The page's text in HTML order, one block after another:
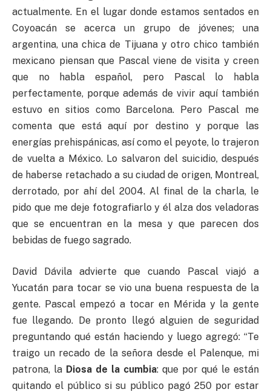
actualmente. En el lugar donde estamos sentados en
Coyoacán se acerca un grupo de jóvenes; una
argentina, una chica de Tijuana y otro chico también
mexicano piensan que Pascal viene de visita y creen
que no habla español, pero Pascal lo habla
perfectamente, porque además de vivir aquí también
estuvo en sitios como Barcelona. Pero Pascal me
comenta que está aquí por destino y porque las
energías prehispánicas, así como el peyote, lo trajeron
de vuelta a México. Lo salvaron del suicidio, después
de haberse retachado a su ciudad de origen, Montreal,
derrotado, por ahí del 2004. Al final de la charla, le
pido que me deje fotografiarlo y él alza dos veladoras
que se encuentran en la mesa y que parecen dos
bebidas de fuego sagrado.
David Dávila advierte que cuando Pascal viajó a
Yucatán para tocar se vio una buena respuesta de la
gente. Pascal empezó a tocar en Mérida y la gente
fue llegando. De pronto llegó alguien de seguridad
preguntando qué están haciendo y luego agregó: “Te
traigo un recado de la señora desde el Palenque, mi
patrona, la Diosa de la cumbia: que por qué le están
quitando el público si su público pagó 250 por estar